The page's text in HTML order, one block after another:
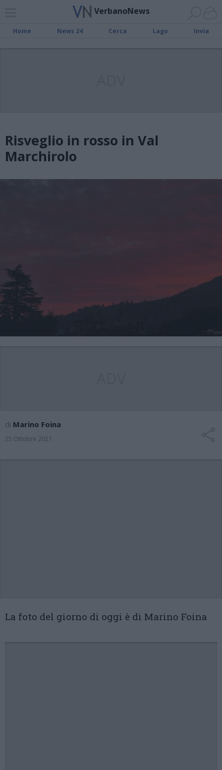
VerbanoNews
Home News 24 Cerca Lago Invia
Risveglio in rosso in Val
Marchirolo
di Marino Foina
25 Ottobre 2021
La foto del giorno di oggi è di Marino Foina